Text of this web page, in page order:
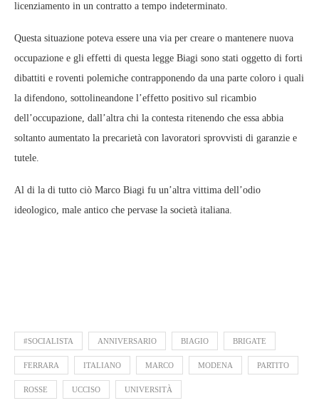
licenziamento in un contratto a tempo indeterminato.
Questa situazione poteva essere una via per creare o mantenere nuova
occupazione e gli effetti di questa legge Biagi sono stati oggetto di forti
dibattiti e roventi polemiche contrapponendo da una parte coloro i quali
la difendono, sottolineandone l’effetto positivo sul ricambio
dell’occupazione, dall’altra chi la contesta ritenendo che essa abbia
soltanto aumentato la precarietà con lavoratori sprovvisti di garanzie e
tutele.
Al di la di tutto ciò Marco Biagi fu un’altra vittima dell’odio
ideologico, male antico che pervase la società italiana.
#SOCIALISTA ANNIVERSARIO BIAGIO BRIGATE
FERRARA ITALIANO MARCO MODENA PARTITO
ROSSE UCCISO UNIVERSITÀ